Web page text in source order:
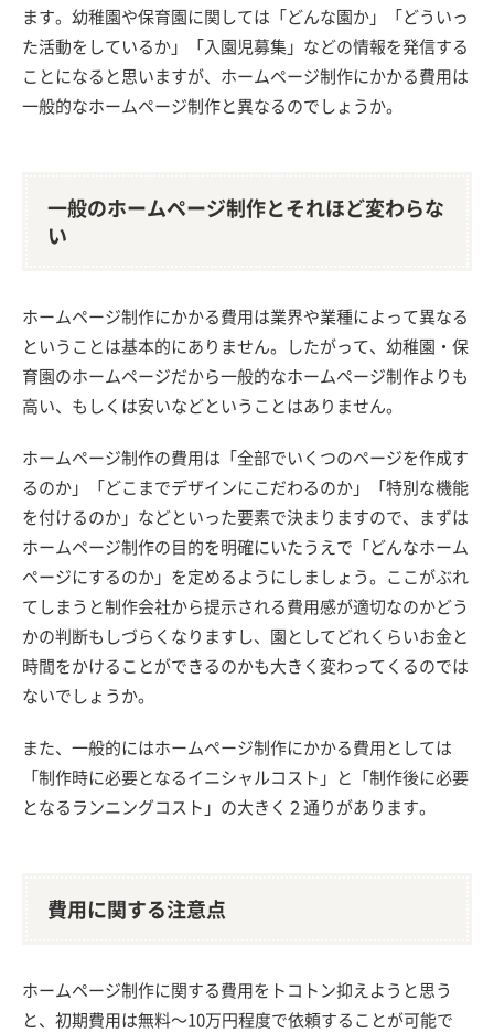
ます。幼稚園や保育園に関しては「どんな園か」「どういっ
た活動をしているか」「入園児募集」などの情報を発信する
ことになると思いますが、ホームページ制作にかかる費用は
一般的なホームページ制作と異なるのでしょうか。
一般のホームページ制作とそれほど変わらな
い
ホームページ制作にかかる費用は業界や業種によって異なる
ということは基本的にありません。したがって、幼稚園・保
育園のホームページだから一般的なホームページ制作よりも
高い、もしくは安いなどということはありません。
ホームページ制作の費用は「全部でいくつのページを作成す
るのか」「どこまでデザインにこだわるのか」「特別な機能
を付けるのか」などといった要素で決まりますので、まずは
ホームページ制作の目的を明確にいたうえで「どんなホーム
ページにするのか」を定めるようにしましょう。ここがぶれ
てしまうと制作会社から提示される費用感が適切なのかどう
かの判断もしづらくなりますし、園としてどれくらいお金と
時間をかけることができるのかも大きく変わってくるのでは
ないでしょうか。
また、一般的にはホームページ制作にかかる費用としては
「制作時に必要となるイニシャルコスト」と「制作後に必要
となるランニングコスト」の大きく２通りがあります。
費用に関する注意点
ホームページ制作に関する費用をトコトン抑えようと思う
と、初期費用は無料～10万円程度で依頼することが可能で